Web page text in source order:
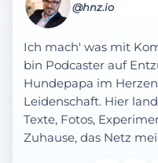
@hnz.io
Ich mach' was mit
bin Podcaster auf
Hundepapa im
Leidenschaft. Hier
Texte, Fotos,
Zuhause, das Netz